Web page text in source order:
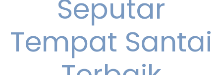
Seputar
Tempat Santai